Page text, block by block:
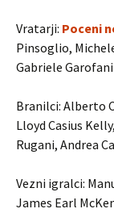
Vratarji: Poceni
Pinsoglio,
Gabriele Garofani
Branilci: Alberto
Lloyd Casius
Rugani, Andrea
Vezni igralci:
James Earl